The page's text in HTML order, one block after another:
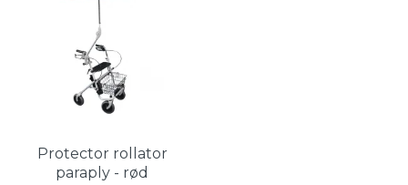
Protector rollator
paraply - rød